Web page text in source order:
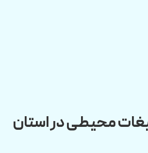
محیطی در استان